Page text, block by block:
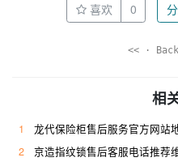
喜欢 0
<< ·
相
1
龙代保险柜售后服务官方网站
2
京造指纹锁售后客服电话推荐